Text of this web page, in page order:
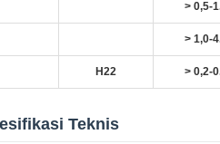
> 0,5-
> 1,0-
H22 > 0,2-
Teknis